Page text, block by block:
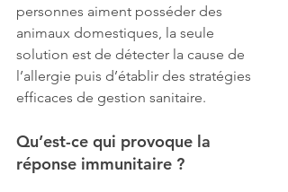
personnes aiment posséder des
animaux domestiques, la seule
solution est de détecter la cause de
l’allergie puis d’établir des stratégies
efficaces de gestion sanitaire.
Qu’est-ce qui provoque la
réponse immunitaire ?